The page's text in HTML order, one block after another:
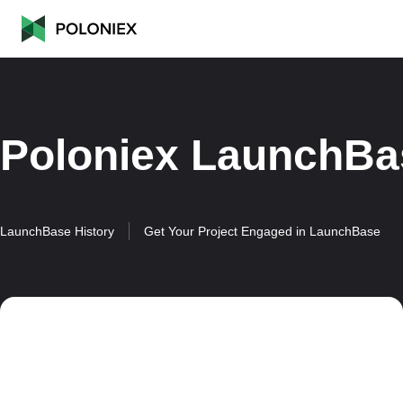
Poloniex
LaunchBase History Get Your Project Engaged in LaunchBase